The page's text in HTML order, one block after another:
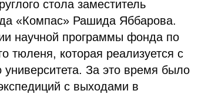
стола заместитель
«Компас» Рашида Яббарова.
научной программы фонда по
тюленя, которая реализуется с
университета. За это время было
с выходами в